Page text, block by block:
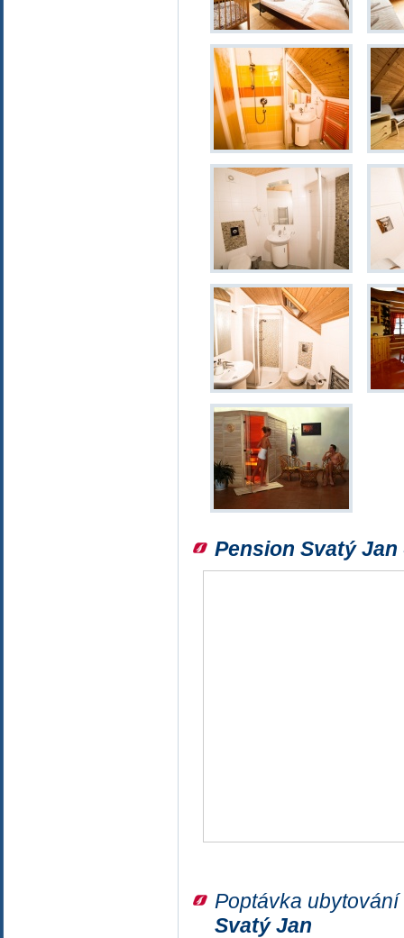
Pension Svatý Jan
Poptávka
Svatý Jan